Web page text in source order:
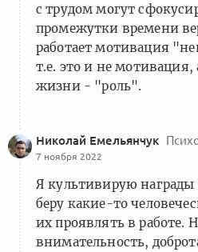
с трудом могут
промежутки времени
работает мотивация
т.е. это и не
жизни - "роль".
Николай Емельянчук
7 ноября 2022
Я культивирую награды
беру какие-то
их проявлять в работе.
внимательность,